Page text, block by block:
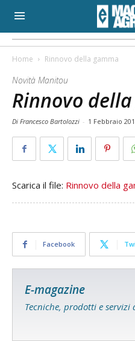
Home Rinnovo della gamma
Novità Manitou
Rinnovo
Di Francesco Bartolozzi - 1 Febbraio
Scarica il file: Rinnovo della
Facebook
E-magazine
Tecniche, prodotti e servizi